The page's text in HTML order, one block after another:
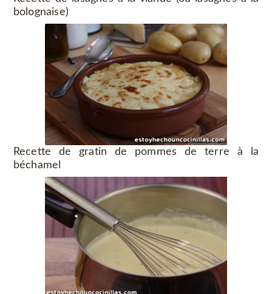
bolognaise)
Recette de gratin de pommes de terre à la
béchamel